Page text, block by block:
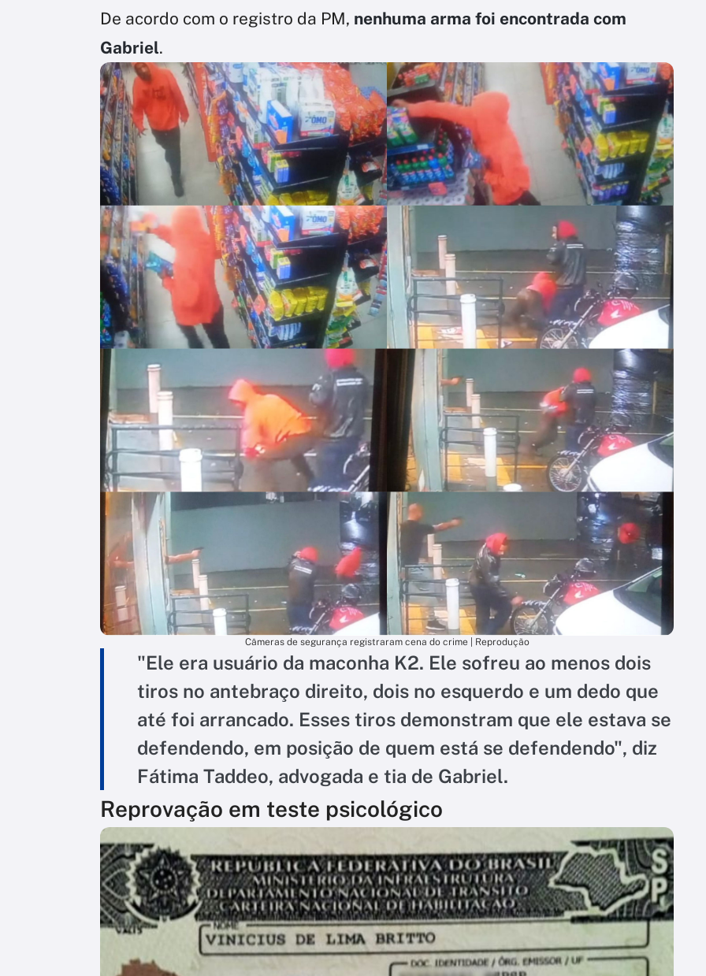
De acordo com o registro da PM, nenhuma arma foi encontrada com
Gabriel.
Câmeras de segurança registraram cena do crime | Reprodução
"Ele era usuário da maconha K2. Ele sofreu ao menos dois
tiros no antebraço direito, dois no esquerdo e um dedo que
até foi arrancado. Esses tiros demonstram que ele estava se
defendendo, em posição de quem está se defendendo", diz
Fátima Taddeo, advogada e tia de Gabriel.
Reprovação em teste psicológico